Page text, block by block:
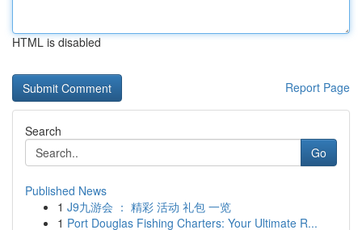
HTML is disabled
Report Page
Search
Go
Published News
1 J9九游会 ： 精彩 活动 礼包 一览
1 Port Douglas Fishing Charters: Your Ultimate R...